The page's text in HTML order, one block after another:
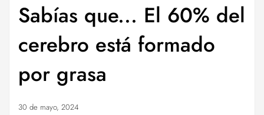
Sabías que... El 60% del
cerebro está formado
por grasa
30 de mayo, 2024